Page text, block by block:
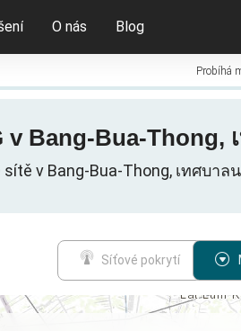
O nás Blog
Probíhá
v Bang-Bua-
sítě v Bang-Bua-Thong, เทศบา
Síťové pokrytí